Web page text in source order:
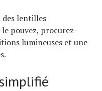
lentilles
pouvez, procurez-
lumineuses et une